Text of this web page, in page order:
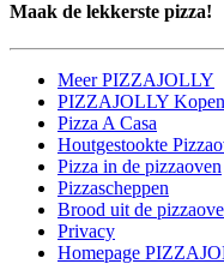
Maak de lekkerste pizza!
Meer PIZZAJOLLY
PIZZAJOLLY
Pizza A Casa
Houtgestookte
Pizza in de pizzaoven
Pizzascheppen
Brood uit de
Privacy
Homepage